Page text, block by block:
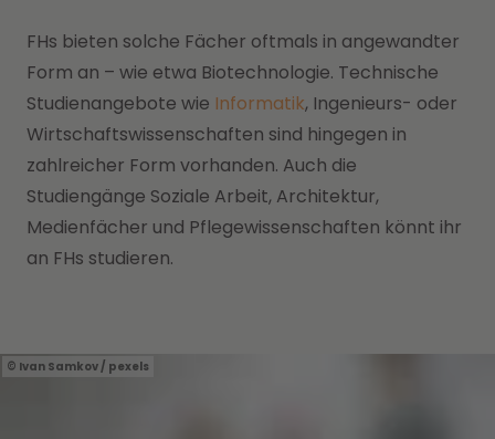
FHs bieten solche Fächer oftmals in angewandter
Form an – wie etwa Biotechnologie. Technische
Studienangebote wie Informatik, Ingenieurs- oder
Wirtschaftswissenschaften sind hingegen in
zahlreicher Form vorhanden. Auch die
Studiengänge Soziale Arbeit, Architektur,
Medienfächer und Pflegewissenschaften könnt ihr
an FHs studieren.
Ivan Samkov / pexels